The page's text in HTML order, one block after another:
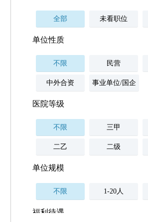
全部 未看职位
单位性质
不限 民营
中外合资 事业单位/国企
医院等级
不限 三甲
二乙 二级
单位规模
不限 1-20人
福利待遇